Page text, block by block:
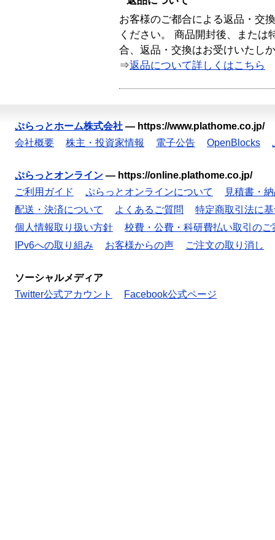
お客様のご都合による返品・交
ください。 商品開封後、または
合、返品・交換はお受けいたし
⇒返品について詳しくはこちら
ぷらっとホーム株式会社 — https://www.plathome.co.jp/
会社概要
株主・投資家情報 電子公告 OpenBlocks
ぷらっとオンライン — https://online.plathome.co.jp/
ご利用ガイド
ぷらっとオンラインについて
見積書・
配送・決済について
よくあるご質問
特定商取引法に
個人情報取り扱い方針
校費・公費・科研費払い取引のご
IPv6への取り組み
お客様からの声 ご注文の取り消し
ソーシャルメディア
Twitter公式アカウント
Facebook公式ページ